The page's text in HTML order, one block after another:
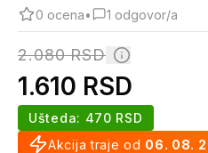
0 ocena• 1 odgovor/a
2.080RSD
1.610 RSD
Akcija traje od 06. 08.
Ušteda: 470 RSD